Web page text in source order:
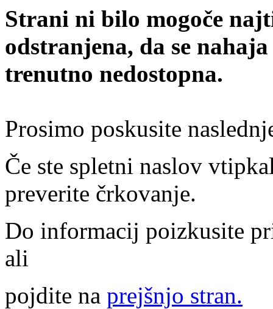
Strani ni bilo mogoče
odstranjena, da se
trenutno nedostopna.
Prosimo poskusite
Če ste spletni naslov
preverite črkovanje.
Do informacij poizkusite
ali
pojdite na prejšnjo stran.